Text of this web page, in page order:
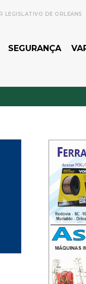
LEGISLATIVO DE ORLEANS
SEGURANÇA